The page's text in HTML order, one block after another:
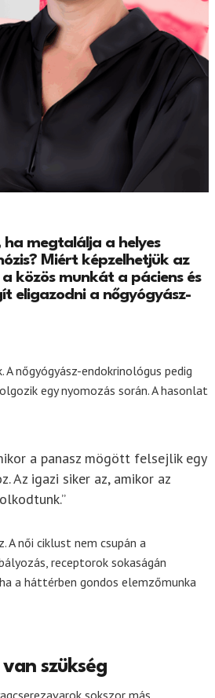
ha megtalálja a helyes
Miért képzelhetjük az
közös munkát a páciens és
eligazodni a nőgyógyász-
nőgyógyász-endokrinológus pedig
egy nyomozás során. A hasonlat
a panasz mögött felsejlik egy
Az igazi siker az, amikor az
A női ciklust nem csupán a
receptorok sokaságán
a háttérben gondos elemzőmunka
szükség